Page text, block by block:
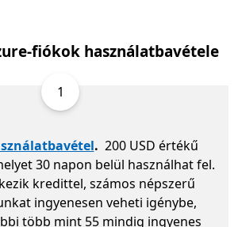
fiókok használatbavétele
1
. 200 USD értékű
30 napon belül használhat fel.
kredittel, számos népszerű
ingyenesen veheti igénybe,
több mint 55 mindig ingyenes